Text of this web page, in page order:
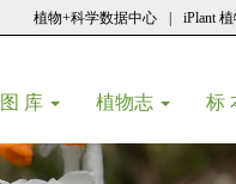
植物+科学数据中心 iPlant
图 库 植物志 标